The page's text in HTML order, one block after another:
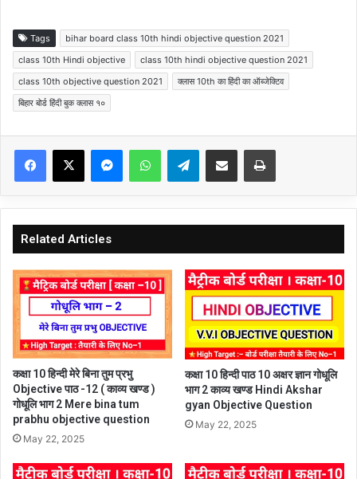
Tags
bihar board class 10th hindi objective question 2021
class 10th Hindi objective
class 10th hindi objective question 2021
class 10th objective question 2021
क्लास 10th का हिंदी का ऑब्जेक्टिव
बिहार बोर्ड हिंदी बुक क्लास १०
Facebook
X MessengerWhatsAppTelegramShare via Email Print
Related Articles
कक्षा 10 हिन्दी मेरे बिना तुम प्रभु
Objective पाठ -12 ( काव्य खण्ड )
गोधूलि भाग 2 Mere bina tum
prabhu objective question
May 22, 2025
कक्षा 10 हिन्दी पाठ 10 अक्षर ज्ञान गोधूलि
भाग 2 काव्य खण्ड Hindi Akshar
gyan Objective Question
May 22, 2025